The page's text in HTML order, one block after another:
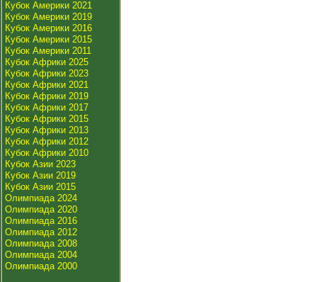
Кубок Америки 2021
Кубок Америки 2019
Кубок Америки 2016
Кубок Америки 2015
Кубок Америки 2011
Кубок Африки 2025
Кубок Африки 2023
Кубок Африки 2021
Кубок Африки 2019
Кубок Африки 2017
Кубок Африки 2015
Кубок Африки 2013
Кубок Африки 2012
Кубок Африки 2010
Кубок Азии 2023
Кубок Азии 2019
Кубок Азии 2015
Олимпиада 2024
Олимпиада 2020
Олимпиада 2016
Олимпиада 2012
Олимпиада 2008
Олимпиада 2004
Олимпиада 2000